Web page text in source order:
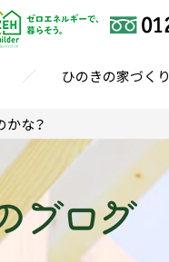
／ ひのきの家づくり
かな？